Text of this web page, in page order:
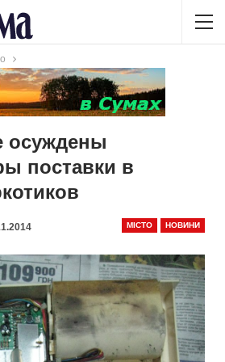
осуждены
поставки в
МІСТО НОВИНИ